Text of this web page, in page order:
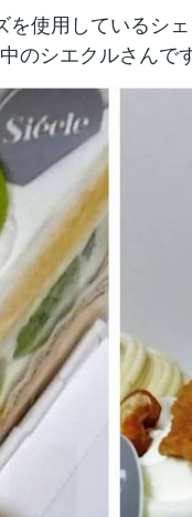
使用しているシ
のシエクルさんで